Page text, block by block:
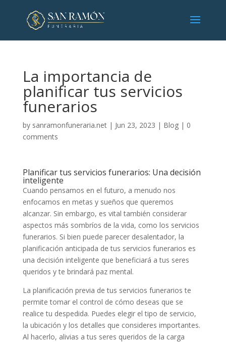
La importancia de
planificar tus servicios
funerarios
by sanramonfuneraria.net| Jun 23, 2023 | Blog| 0
comments
Planificar tus servicios funerarios: Una decisión
inteligente
Cuando pensamos en el futuro, a menudo nos
enfocamos en metas y sueños que queremos
alcanzar. Sin embargo, es vital también considerar
aspectos más sombríos de la vida, como los servicios
funerarios. Si bien puede parecer desalentador, la
planificación anticipada de tus servicios funerarios es
una decisión inteligente que beneficiará a tus seres
queridos y te brindará paz mental.
La planificación previa de tus servicios funerarios te
permite tomar el control de cómo deseas que se
realice tu despedida. Puedes elegir el tipo de servicio,
la ubicación y los detalles que consideres importantes.
Al hacerlo, alivias a tus seres queridos de la carga